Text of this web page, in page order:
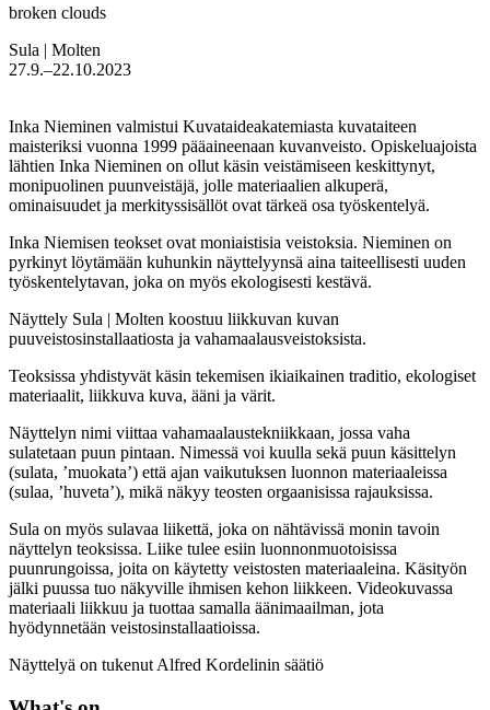
broken clouds
Sula | Molten
27.9.–22.10.2023
Inka Nieminen valmistui Kuvataideakatemiasta kuvataiteen
maisteriksi vuonna 1999 pääaineenaan kuvanveisto. Opiskeluajoista
lähtien Inka Nieminen on ollut käsin veistämiseen keskittynyt,
monipuolinen puunveistäjä, jolle materiaalien alkuperä,
ominaisuudet ja merkityssisällöt ovat tärkeä osa työskentelyä.
Inka Niemisen teokset ovat moniaistisia veistoksia. Nieminen on
pyrkinyt löytämään kuhunkin näyttelyynsä aina taiteellisesti uuden
työskentelytavan, joka on myös ekologisesti kestävä.
Näyttely Sula | Molten koostuu liikkuvan kuvan
puuveistosinstallaatiosta ja vahamaalausveistoksista.
Teoksissa yhdistyvät käsin tekemisen ikiaikainen traditio, ekologiset
materiaalit, liikkuva kuva, ääni ja värit.
Näyttelyn nimi viittaa vahamaalaustekniikkaan, jossa vaha
sulatetaan puun pintaan. Nimessä voi kuulla sekä puun käsittelyn
(sulata, ’muokata’) että ajan vaikutuksen luonnon materiaaleissa
(sulaa, ’huveta’), mikä näkyy teosten orgaanisissa rajauksissa.
Sula on myös sulavaa liikettä, joka on nähtävissä monin tavoin
näyttelyn teoksissa. Liike tulee esiin luonnonmuotoisissa
puunrungoissa, joita on käytetty veistosten materiaaleina. Käsityön
jälki puussa tuo näkyville ihmisen kehon liikkeen. Videokuvassa
materiaali liikkuu ja tuottaa samalla äänimaailman, jota
hyödynnetään veistosinstallaatioissa.
Näyttelyä on tukenut Alfred Kordelinin säätiö